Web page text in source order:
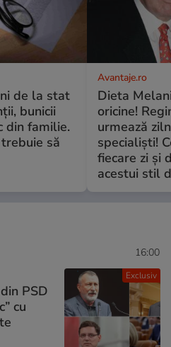
de la stat
bunicii
din familie.
să
Avantaje.ro
Dieta
oricine!
urmează
specialiști!
fiecare zi și
acestui stil
Exclusiv
16:00
PSD
cu